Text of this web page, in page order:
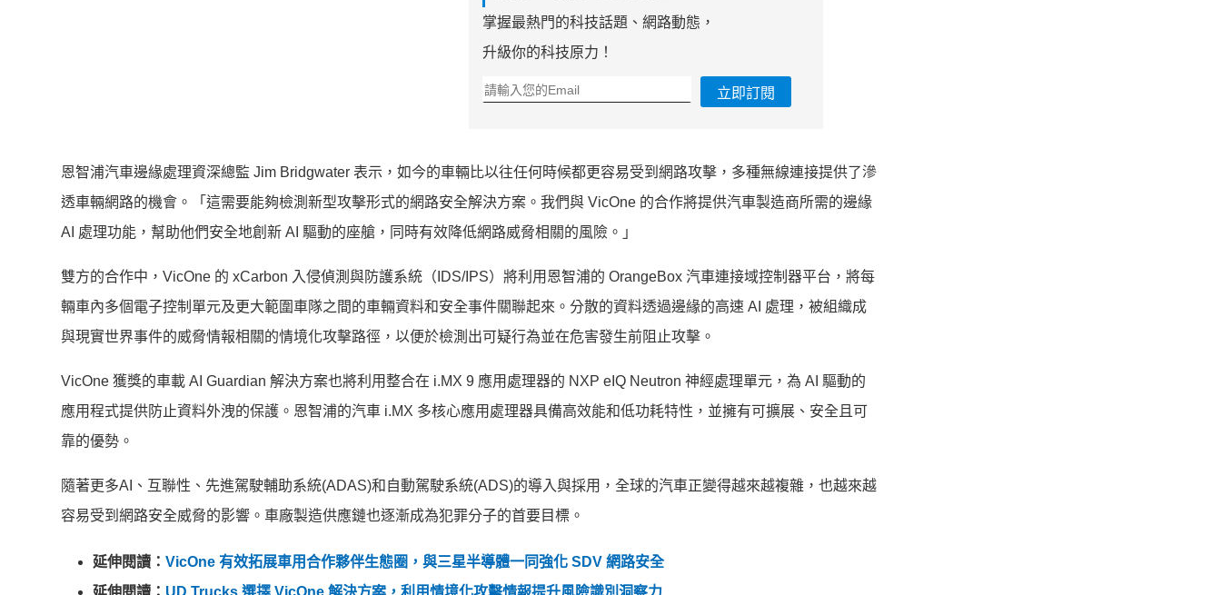
掌握最熱門的科技話題、網路動態，
升級你的科技原力！
立即訂閱
恩智浦汽車邊緣處理資深總監 Jim Bridgwater 表示，如今的車輛比以往任何時候都更容易受到網路攻擊，多種無線連接提供了滲
透車輛網路的機會。「這需要能夠檢測新型攻擊形式的網路安全解決方案。我們與 VicOne 的合作將提供汽車製造商所需的邊緣
AI 處理功能，幫助他們安全地創新 AI 驅動的座艙，同時有效降低網路威脅相關的風險。」
雙方的合作中，VicOne 的 xCarbon 入侵偵測與防護系統（IDS/IPS）將利用恩智浦的 OrangeBox 汽車連接域控制器平台，將每
輛車內多個電子控制單元及更大範圍車隊之間的車輛資料和安全事件關聯起來。分散的資料透過邊緣的高速 AI 處理，被組織成
與現實世界事件的威脅情報相關的情境化攻擊路徑，以便於檢測出可疑行為並在危害發生前阻止攻擊。
VicOne 獲獎的車載 AI Guardian 解決方案也將利用整合在 i.MX 9 應用處理器的 NXP eIQ Neutron 神經處理單元，為 AI 驅動的
應用程式提供防止資料外洩的保護。恩智浦的汽車 i.MX 多核心應用處理器具備高效能和低功耗特性，並擁有可擴展、安全且可
靠的優勢。
隨著更多AI、互聯性、先進駕駛輔助系統(ADAS)和自動駕駛系統(ADS)的導入與採用，全球的汽車正變得越來越複雜，也越來越
容易受到網路安全威脅的影響。車廠製造供應鏈也逐漸成為犯罪分子的首要目標。
延伸閱讀： VicOne 有效拓展車用合作夥伴生態圈，與三星半導體一同強化 SDV 網路安全